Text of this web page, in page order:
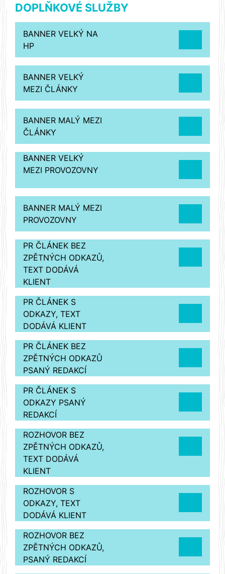
DOPLŇKOVÉ SLUŽBY
BANNER VELKÝ NA
HP
BANNER VELKÝ
MEZI ČLÁNKY
BANNER MALÝ MEZI
ČLÁNKY
BANNER VELKÝ
MEZI PROVOZOVNY
BANNER MALÝ MEZI
PROVOZOVNY
PR ČLÁNEK BEZ
ZPĚTNÝCH ODKAZŮ,
TEXT DODÁVÁ
KLIENT
PR ČLÁNEK S
ODKAZY, TEXT
DODÁVÁ KLIENT
PR ČLÁNEK BEZ
ZPĚTNÝCH ODKAZŮ
PSANÝ REDAKCÍ
PR ČLÁNEK S
ODKAZY PSANÝ
REDAKCÍ
ROZHOVOR BEZ
ZPĚTNÝCH ODKAZŮ,
TEXT DODÁVÁ
KLIENT
ROZHOVOR S
ODKAZY, TEXT
DODÁVÁ KLIENT
ROZHOVOR BEZ
ZPĚTNÝCH ODKAZŮ,
PSANÝ REDAKCÍ